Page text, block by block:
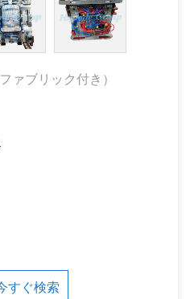
ァブリック付き）
すぐ検索